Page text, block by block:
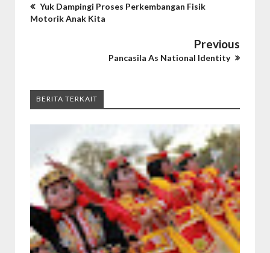
Yuk Dampingi Proses Perkembangan Fisik
Motorik Anak Kita
Previous
Pancasila As National Identity
BERITA TERKAIT